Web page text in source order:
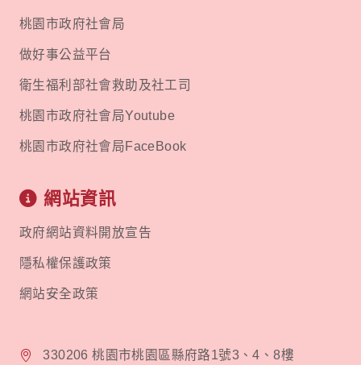
桃園市政府社會局
做好事公益平台
衛生福利部社會救助及社工司
桃園市政府社會局Youtube
桃園市政府社會局FaceBook
網站資訊
政府網站資料開放宣告
隱私權保護政策
網站安全政策
330206 桃園市桃園區縣府路1號3、4、8樓